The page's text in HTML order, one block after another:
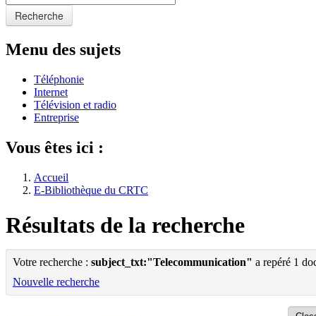
Recherche
Menu des sujets
Téléphonie
Internet
Télévision et radio
Entreprise
Vous êtes ici :
Accueil
E-Bibliothèque du CRTC
Résultats de la recherche
Votre recherche : subject_txt:"Telecommunication" a repéré 1
Nouvelle recherche